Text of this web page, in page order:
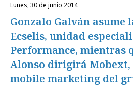
lunes, 30 de junio 2014
Gonzalo Galván asume
Ecselis, unidad
Performance, mientras
Alonso dirigirá Mobext,
mobile marketing del